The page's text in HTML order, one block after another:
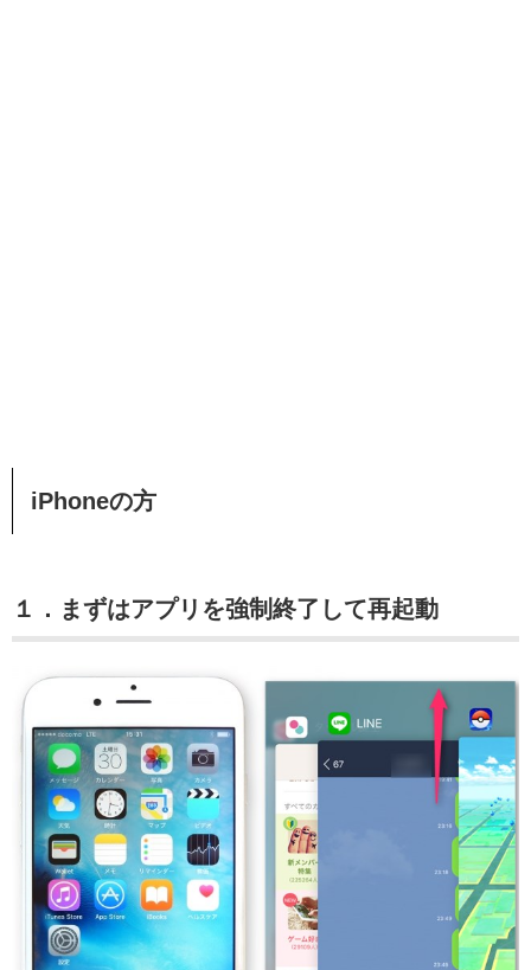
iPhoneの方
１．まずはアプリを強制終了して再起動